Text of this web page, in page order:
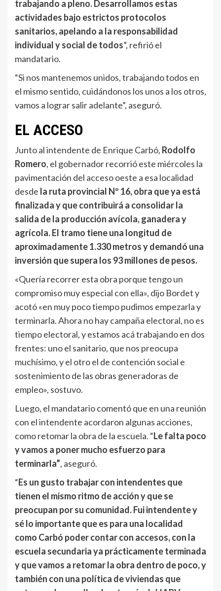
trabajando a pleno. Desarrollamos estas
actividades bajo estrictos protocolos
sanitarios, apelando a la responsabilidad
individual y social de todos”, refirió el
mandatario.
“Si nos mantenemos unidos, trabajando todos en
el mismo sentido, cuidándonos los unos a los otros,
vamos a lograr salir adelante”, aseguró.
EL ACCESO
Junto al intendente de Enrique Carbó, Rodolfo
Romero, el gobernador recorrió este miércoles la
pavimentación del acceso oeste a esa localidad
desde la ruta provincial Nº 16, obra que ya está
finalizada y que contribuirá a consolidar la
salida de la producción avícola, ganadera y
agrícola. El tramo tiene una longitud de
aproximadamente 1.330 metros y demandó una
inversión que supera los 93 millones de pesos.
«Quería recorrer esta obra porque tengo un
compromiso muy especial con ella», dijo Bordet y
acotó «en muy poco tiempo pudimos empezarla y
terminarla. Ahora no hay campaña electoral, no es
tiempo electoral, y estamos acá trabajando en dos
frentes: uno el sanitario, que nos preocupa
muchísimo, y el otro el de contención social e
sostenimiento de las obras generadoras de
empleo», sostuvo.
Luego, el mandatario comentó que en una reunión
con el intendente acordaron algunas acciones,
como retomar la obra de la escuela. “Le falta poco
y vamos a poner mucho esfuerzo para
terminarla”, aseguró.
“Es un gusto trabajar con intendentes que
tienen el mismo ritmo de acción y que se
preocupan por su comunidad. Fui intendente y
sé lo importante que es para una localidad
como Carbó poder contar con accesos, con la
escuela secundaria ya prácticamente terminada
y que vamos a retomar la obra dentro de poco, y
también con una política de viviendas que